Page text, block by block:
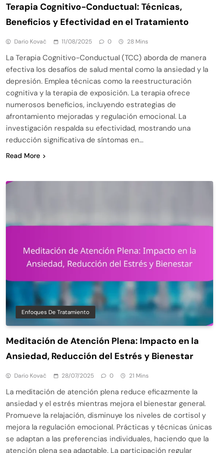
Terapia Cognitivo-Conductual: Técnicas,
Beneficios y Efectividad en el Tratamiento
Dario Kovač 11/08/2025 0 28 Mins
La Terapia Cognitivo-Conductual (TCC) aborda de manera
efectiva los desafíos de salud mental como la ansiedad y la
depresión. Emplea técnicas como la reestructuración
cognitiva y la terapia de exposición. La terapia ofrece
numerosos beneficios, incluyendo estrategias de
afrontamiento mejoradas y regulación emocional. La
investigación respalda su efectividad, mostrando una
reducción significativa de síntomas en…
Read More
Enfoques De Tratamiento
Meditación de Atención Plena: Impacto en la
Ansiedad, Reducción del Estrés y Bienestar
Dario Kovač 28/07/2025 0 21 Mins
La meditación de atención plena reduce eficazmente la
ansiedad y el estrés mientras mejora el bienestar general.
Promueve la relajación, disminuye los niveles de cortisol y
mejora la regulación emocional. Prácticas y técnicas únicas
se adaptan a las preferencias individuales, haciendo que la
atención plena sea adaptable. La participación regular